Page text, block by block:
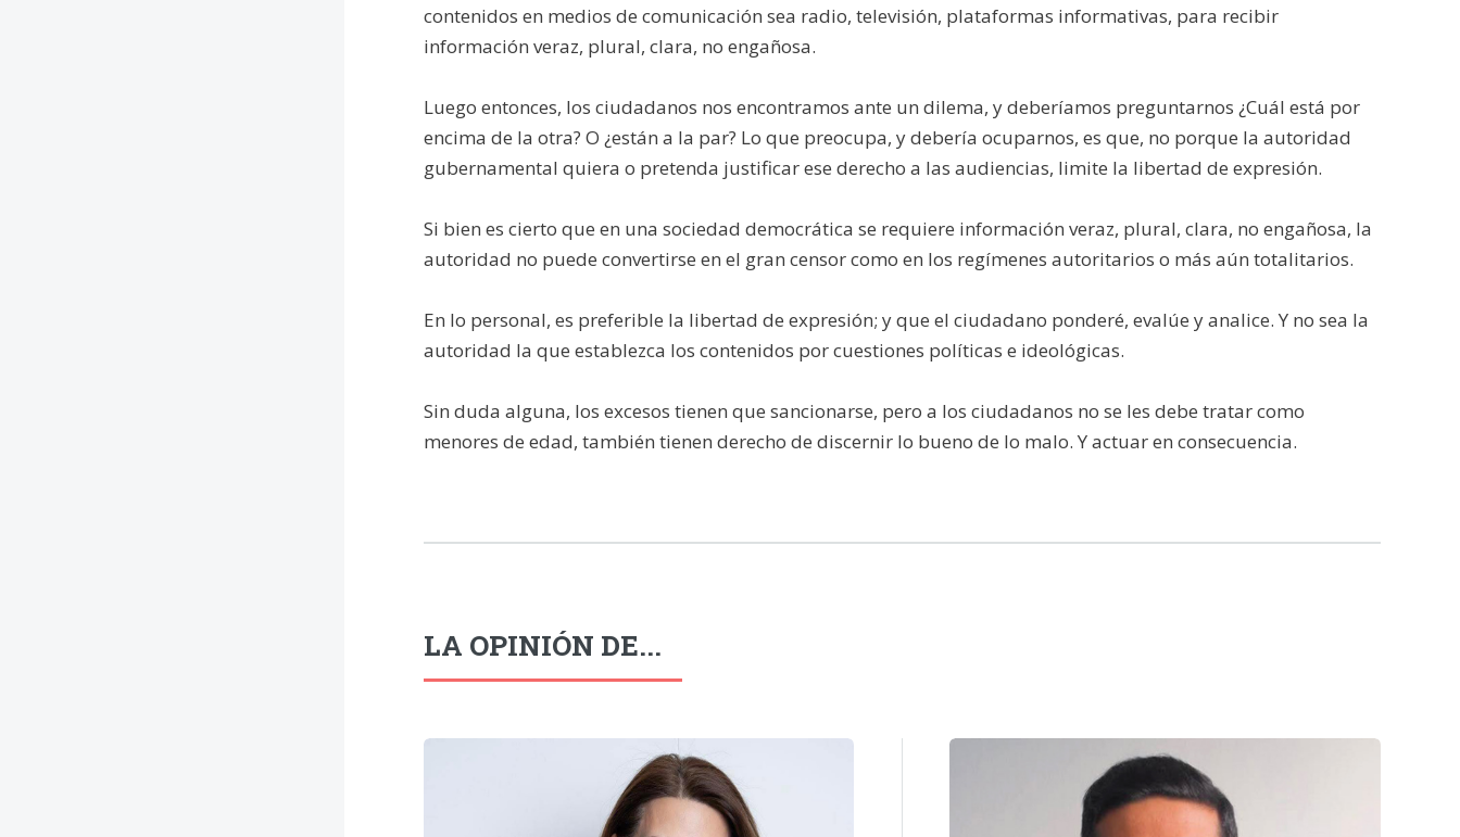
contenidos en medios de comunicación sea radio, televisión, plataformas informativas, para recibir
información veraz, plural, clara, no engañosa.
Luego entonces, los ciudadanos nos encontramos ante un dilema, y deberíamos preguntarnos ¿Cuál está por
encima de la otra? O ¿están a la par? Lo que preocupa, y debería ocuparnos, es que, no porque la autoridad
gubernamental quiera o pretenda justificar ese derecho a las audiencias, limite la libertad de expresión.
Si bien es cierto que en una sociedad democrática se requiere información veraz, plural, clara, no engañosa, la
autoridad no puede convertirse en el gran censor como en los regímenes autoritarios o más aún totalitarios.
En lo personal, es preferible la libertad de expresión; y que el ciudadano ponderé, evalúe y analice. Y no sea la
autoridad la que establezca los contenidos por cuestiones políticas e ideológicas.
Sin duda alguna, los excesos tienen que sancionarse, pero a los ciudadanos no se les debe tratar como
menores de edad, también tienen derecho de discernir lo bueno de lo malo. Y actuar en consecuencia.
LA OPINIÓN DE...